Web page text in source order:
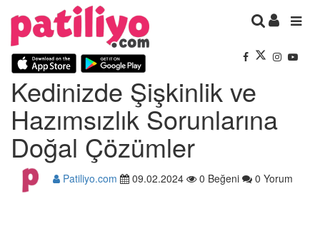
Kedinizde Şişkinlik ve
Hazımsızlık Sorunlarına
Doğal Çözümler
Patiliyo.com 09.02.2024 0 Beğeni 0 Yorum